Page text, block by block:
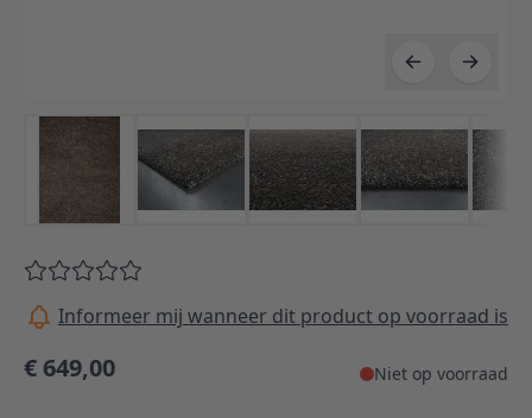
Informeer mij wanneer dit product op voorraad is
€ 649,00 Niet op voorraad